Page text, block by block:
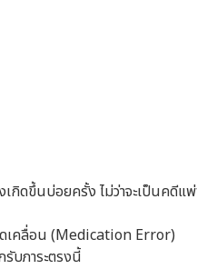
กิดขึ้นบ่อยครั้ง ไม่ว่าจะเป็นคดีแ
ดเคลื่อน (Medication Error)
บภาระตรงนี้